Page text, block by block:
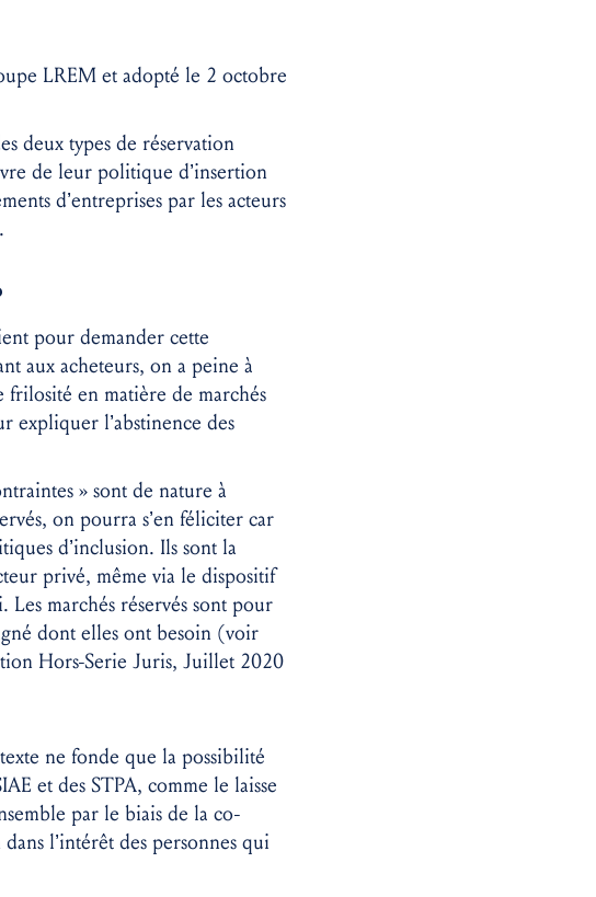
LREM et adopté le 2 octobre
deux types de réservation
de leur politique d’insertion
d’entreprises par les acteurs
pour demander cette
aux acheteurs, on a peine à
en matière de marchés
expliquer l’abstinence des
» sont de nature à
on pourra s’en féliciter car
d’inclusion. Ils sont la
privé, même via le dispositif
Les marchés réservés sont pour
dont elles ont besoin (voir
Hors-Serie Juris, Juillet 2020
ne fonde que la possibilité
et des STPA, comme le laisse
par le biais de la co-
l’intérêt des personnes qui